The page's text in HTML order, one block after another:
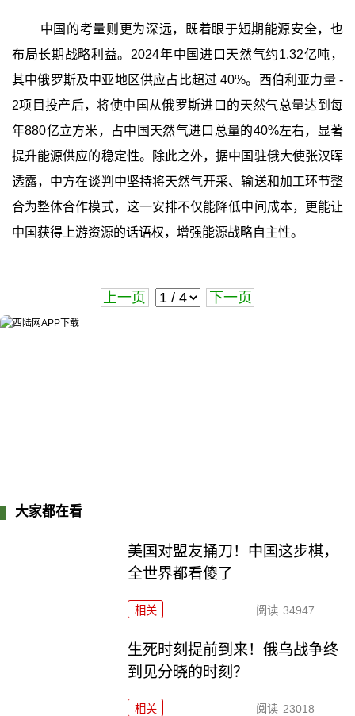
中国的考量则更为深远，既着眼于短期能源安全，也
布局长期战略利益。2024年中国进口天然气约1.32亿吨，
其中俄罗斯及中亚地区供应占比超过 40%。西伯利亚力量 -
2项目投产后，将使中国从俄罗斯进口的天然气总量达到每
年880亿立方米，占中国天然气进口总量的40%左右，显著
提升能源供应的稳定性。除此之外，据中国驻俄大使张汉晖
透露，中方在谈判中坚持将天然气开采、输送和加工环节整
合为整体合作模式，这一安排不仅能降低中间成本，更能让
中国获得上游资源的话语权，增强能源战略自主性。
上一页 下一页
大家都在看
美国对盟友捅刀！中国这步棋，
全世界都看傻了
相关 阅读 34947
生死时刻提前到来！俄乌战争终
到见分晓的时刻？
相关 阅读 23018